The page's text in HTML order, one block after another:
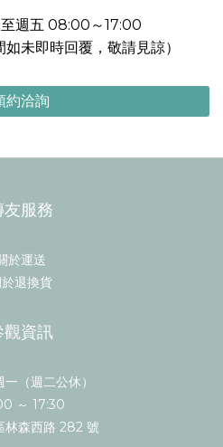
週五 08:00～17:00
如未即時回覆，敬請見諒）
約洽詢
友服務
於運送
退換貨
觀資訊
（週二公休）
～ 17:30
林森西路 282 號